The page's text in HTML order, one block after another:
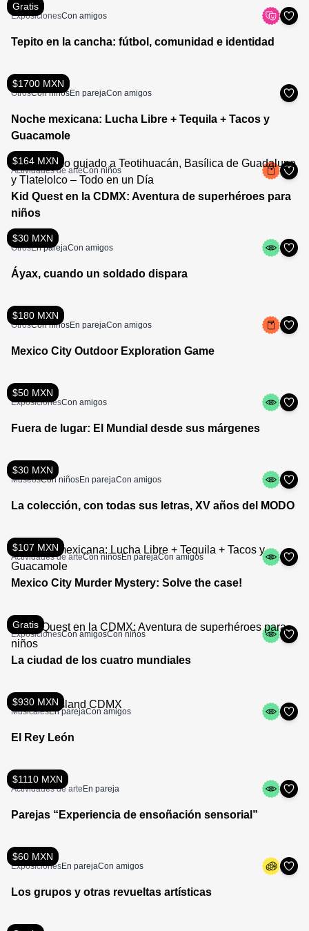
Gratis
ExposicionesCon amigos
Tepito en la cancha: fútbol, comunidad e identidad
$1700 MXN
OtrosCon niñosEn parejaCon amigos
Noche mexicana: Lucha Libre + Tequila + Tacos y
Guacamole
$164 MXN
Actividades de arteCon niños
Kid Quest en la CDMX: Aventura de superhéroes para
niños
$30 MXN
OtrosEn parejaCon amigos
Áyax, cuando un soldado dispara
$180 MXN
OtrosCon niñosEn parejaCon amigos
Mexico City Outdoor Exploration Game
$50 MXN
ExposicionesCon amigos
Fuera de lugar: El Mundial desde sus márgenes
$30 MXN
MuseosCon niñosEn parejaCon amigos
La colección, con todas sus letras, XV años del MODO
$107 MXN
Actividades de arteCon niñosEn parejaCon amigos
Mexico City Murder Mystery: Solve the case!
Gratis
ExposicionesCon amigosCon niños
La ciudad de los cuatro mundiales
$930 MXN
MusicalesEn parejaCon amigos
El Rey León
$1110 MXN
Actividades de arte En pareja
Parejas “Experiencia de ensoñación sensorial”
$60 MXN
ExposicionesEn parejaCon amigos
Los grupos y otras revueltas artísticas